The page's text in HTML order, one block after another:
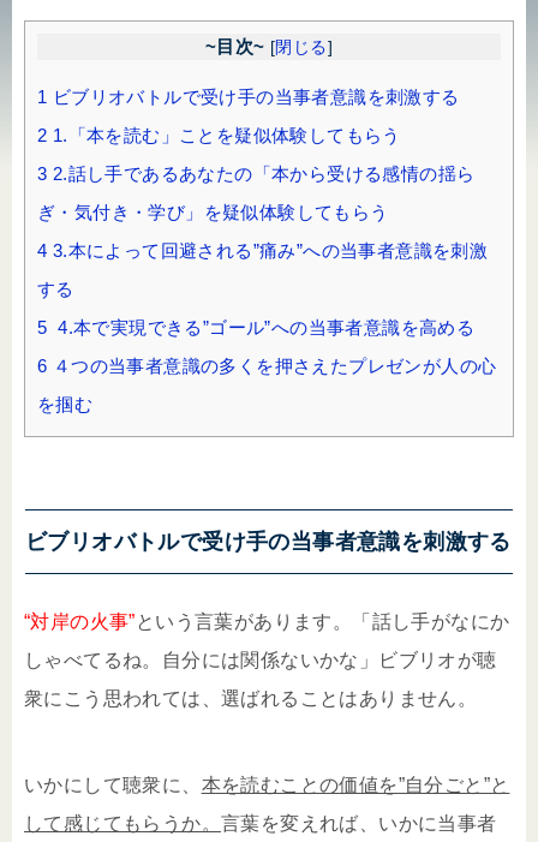
~目次~ [閉じる]
1 ビブリオバトルで受け手の当事者意識を刺激する
2 1.「本を読む」ことを疑似体験してもらう
3 2.話し手であるあなたの「本から受ける感情の揺ら
ぎ・気付き・学び」を疑似体験してもらう
4 3.本によって回避される”痛み”への当事者意識を刺激
する
5 4.本で実現できる”ゴール”への当事者意識を高める
6 ４つの当事者意識の多くを押さえたプレゼンが人の心
を掴む
ビブリオバトルで受け手の当事者意識を刺激する
“対岸の火事”という言葉があります。「話し手がなにか
しゃべてるね。自分には関係ないかな」ビブリオが聴
衆にこう思われては、選ばれることはありません。
いかにして聴衆に、 本を読むことの価値を”自分ごと”と
して感じてもらうか。 言葉を変えれば、いかに当事者